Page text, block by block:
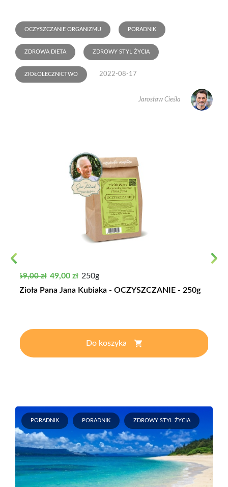
OCZYSZCZANIE ORGANIZMU PORADNIK
ZDROWA DIETA ZDROWY STYL ŻYCIA
ZIOŁOLECZNICTWO 2022-08-17
Jarosław Cieśla
Cena podstawowa
69,00 zł Cena
49,00 zł 250g
Zioła Pana Jana Kubiaka - OCZYSZCZANIE - 250g
Do koszyka
PORADNIK PORADNIK ZDROWY STYL ŻYCIA